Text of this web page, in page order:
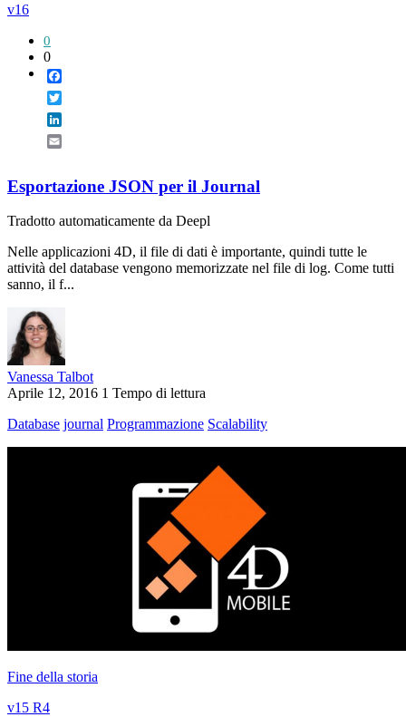
v16
0
0
Esportazione JSON per il Journal
Tradotto automaticamente da Deepl
Nelle applicazioni 4D, il file di dati è importante, quindi tutte le
attività del database vengono memorizzate nel file di log. Come tutti
sanno, il f...
Vanessa Talbot
Aprile 12, 2016 1 Tempo di lettura
Database journal Programmazione Scalability
Fine della storia
v15 R4